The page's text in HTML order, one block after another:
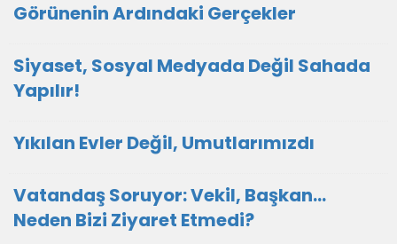
Görünenin Ardındaki Gerçekler
Siyaset, Sosyal Medyada Değil Sahada
Yapılır!
Yıkılan Evler Değil, Umutlarımızdı
Vatandaş Soruyor: Vekil, Başkan...
Neden Bizi Ziyaret Etmedi?